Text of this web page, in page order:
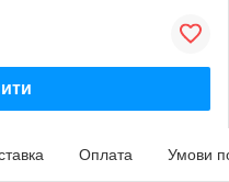
Оплата Умови